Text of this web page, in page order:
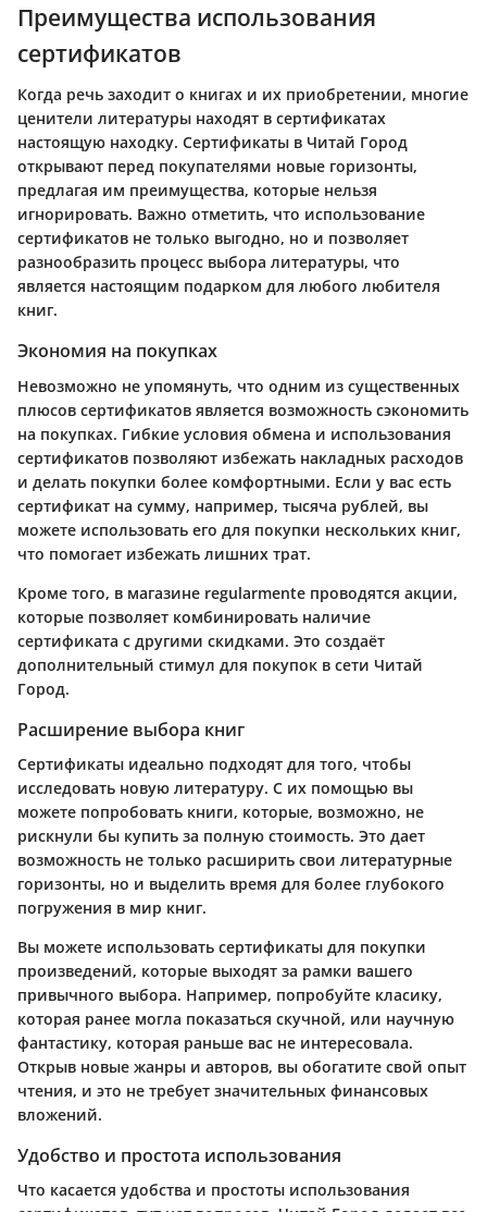
Преимущества использования
сертификатов
Когда речь заходит о книгах и их приобретении, многие
ценители литературы находят в сертификатах
настоящую находку. Сертификаты в Читай Город
открывают перед покупателями новые горизонты,
предлагая им преимущества, которые нельзя
игнорировать. Важно отметить, что использование
сертификатов не только выгодно, но и позволяет
разнообразить процесс выбора литературы, что
является настоящим подарком для любого любителя
книг.
Экономия на покупках
Невозможно не упомянуть, что одним из существенных
плюсов сертификатов является возможность сэкономить
на покупках. Гибкие условия обмена и использования
сертификатов позволяют избежать накладных расходов
и делать покупки более комфортными. Если у вас есть
сертификат на сумму, например, тысяча рублей, вы
можете использовать его для покупки нескольких книг,
что помогает избежать лишних трат.
Кроме того, в магазине regularmente проводятся акции,
которые позволяет комбинировать наличие
сертификата с другими скидками. Это создаёт
дополнительный стимул для покупок в сети Читай
Город.
Расширение выбора книг
Сертификаты идеально подходят для того, чтобы
исследовать новую литературу. С их помощью вы
можете попробовать книги, которые, возможно, не
рискнули бы купить за полную стоимость. Это дает
возможность не только расширить свои литературные
горизонты, но и выделить время для более глубокого
погружения в мир книг.
Вы можете использовать сертификаты для покупки
произведений, которые выходят за рамки вашего
привычного выбора. Например, попробуйте класику,
которая ранее могла показаться скучной, или научную
фантастику, которая раньше вас не интересовала.
Открыв новые жанры и авторов, вы обогатите свой опыт
чтения, и это не требует значительных финансовых
вложений.
Удобство и простота использования
Что касается удобства и простоты использования